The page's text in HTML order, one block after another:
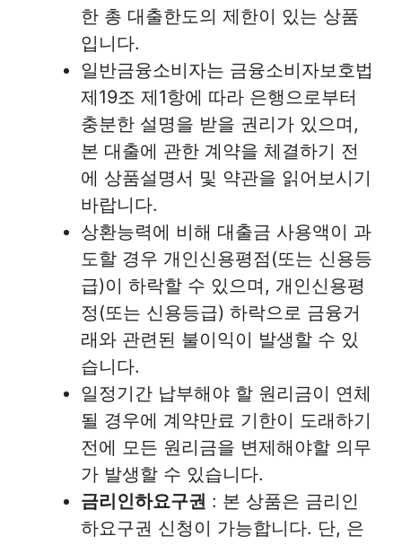
한 총 대출한도의 제한이 있는 상품
입니다.
일반금융소비자는 금융소비자보호법
제19조 제1항에 따라 은행으로부터
충분한 설명을 받을 권리가 있으며,
본 대출에 관한 계약을 체결하기 전
에 상품설명서 및 약관을 읽어보시기
바랍니다.
상환능력에 비해 대출금 사용액이 과
도할 경우 개인신용평점(또는 신용등
급)이 하락할 수 있으며, 개인신용평
정(또는 신용등급) 하락으로 금융거
래와 관련된 불이익이 발생할 수 있
습니다.
일정기간 납부해야 할 원리금이 연체
될 경우에 계약만료 기한이 도래하기
전에 모든 원리금을 변제해야할 의무
가 발생할 수 있습니다.
금리인하요구권 : 본 상품은 금리인
하요구권 신청이 가능합니다. 단, 은